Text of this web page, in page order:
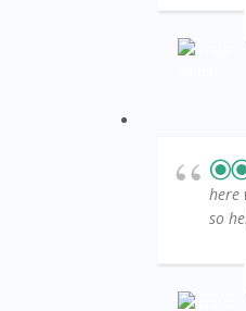
here
so